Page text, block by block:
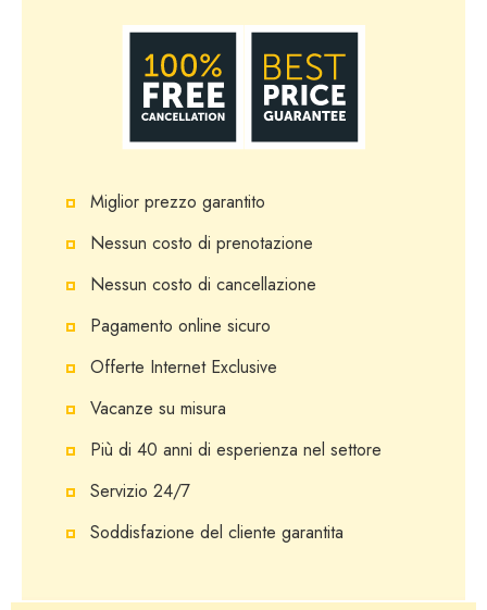
Miglior prezzo garantito
Nessun costo di prenotazione
Nessun costo di cancellazione
Pagamento online sicuro
Offerte Internet Exclusive
Vacanze su misura
Più di 40 anni di esperienza nel settore
Servizio 24/7
Soddisfazione del cliente garantita